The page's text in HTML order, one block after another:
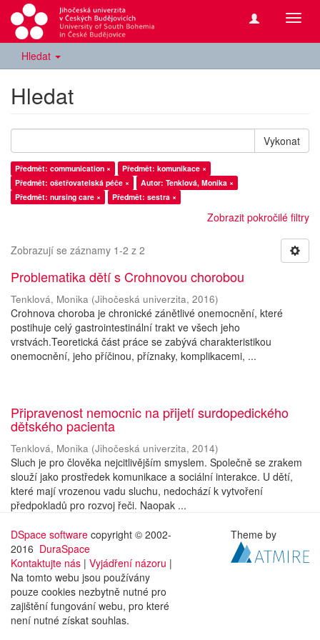
Hledat
Hledat
Vykonat
Předmět: communication ×
Předmět: komunikace ×
Předmět: ošetřovatelská péče ×
Autor: Tenklová, Monika ×
Předmět: nursing care ×
Předmět: sestra ×
Zobrazit pokročilé filtry
Zobrazují se záznamy 1-2 z 2
Problematika dětí s Crohnovou chorobou
Tenklová, Monika (Jihočeská univerzita, 2016)
Crohnova choroba je chronické zánětlivé onemocnění, které
postihuje celý gastrointestinální trakt ve všech jeho
vrstvách.Teoretická část práce se zabývá charakteristikou
onemocnění, jeho příčinou, příznaky, komplikacemi, ...
Připravenost nemocnic na přijetí surdopedického
dětského pacienta
Tenklová, Monika (Jihočeská univerzita, 2014)
Sluch je pro člověka nejcitlivějším smyslem. Společně se zrakem
slouží jako prostředek komunikace a sociální interakce. U dětí,
které mají vrozenou vadu sluchu, nedochází k vytvoření
předpokladů pro rozvoj řeči. Naopak ...
DSpace software copyright © 2002-
2016 DuraSpace
Kontaktujte nás | Vyjádření názoru |
Na tomto webu jsou používány
pouze cookies nezbytně nutné pro
zajištění fungování webu, pro které
není nutné získat souhlas.
Theme by